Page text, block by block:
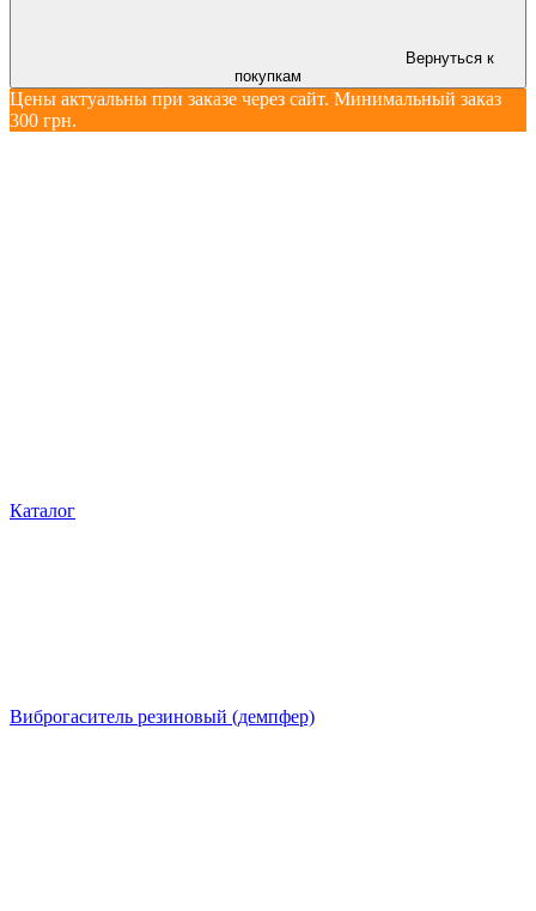
Вернуться к
покупкам
Цены актуальны при заказе через сайт. Минимальный заказ
300 грн.
Каталог
Виброгаситель резиновый (демпфер)